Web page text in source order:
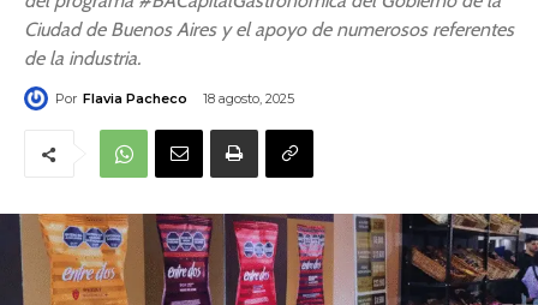
Ciudad de Buenos Aires y el apoyo de numerosos referentes
de la industria.
Por Flavia Pacheco 18 agosto, 2025